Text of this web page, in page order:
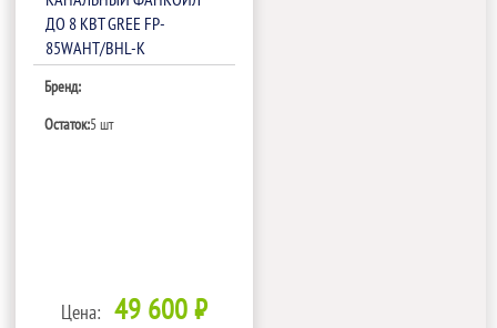
ДО 8 КВТ GREE FP-
85WAHT/BHL-K
Бренд:
Остаток:5 шт
Цена: 49 600 ₽